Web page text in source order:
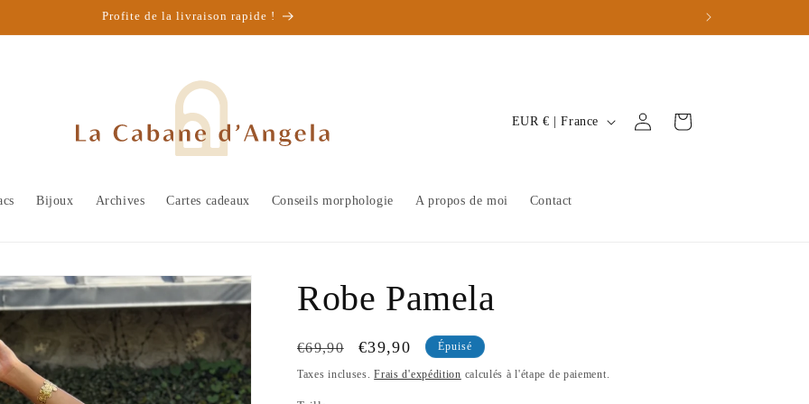
Profite de la livraison rapide !
Bijoux Archives Cartes cadeaux Conseils morphologie A propos de moi Contact
P
s
o
EUR € | France Connexion Panier
Robe Pamela
Prix
habituel
€69,90
Prix
promotionnel
€39,90 Épuisé
Taxes incluses.Frais d'expédition calculés à l'étape de paiement.